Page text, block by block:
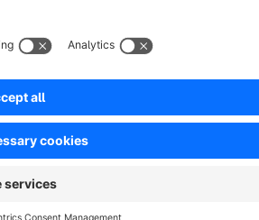
5 stars
zu Aktionen, Öffnungszeiten an
Wünschen.
5.0Documentation 5.0Support
Der Support ist immer schnell und